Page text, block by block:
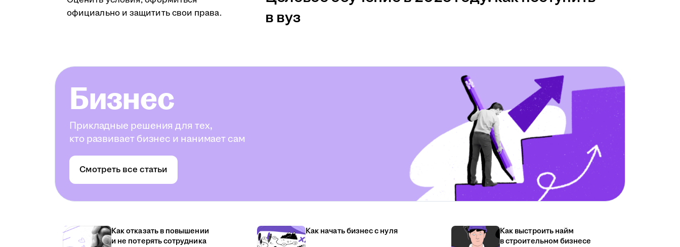
официально и защитить свои права.
в вуз
Бизнес
Прикладные решения для тех,
кто развивает бизнес и нанимает сам
Смотреть все статьи
Как отказать в повышении
и не потерять сотрудника
Как начать бизнес с нуля
Как выстроить найм
в строительном бизнесе